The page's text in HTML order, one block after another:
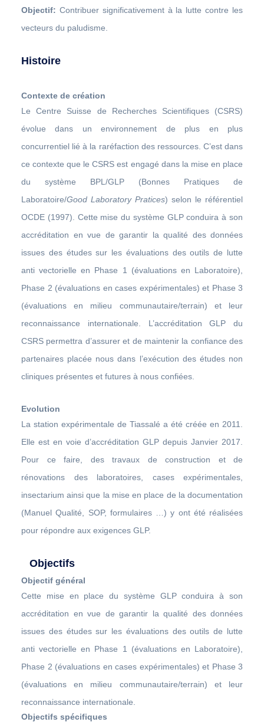
Objectif: Contribuer significativement à la lutte contre les
vecteurs du paludisme.
Histoire
Contexte de création
Le Centre Suisse de Recherches Scientifiques (CSRS)
évolue dans un environnement de plus en plus
concurrentiel lié à la raréfaction des ressources. C’est dans
ce contexte que le CSRS est engagé dans la mise en place
du système BPL/GLP (Bonnes Pratiques de
Laboratoire/Good Laboratory Pratices) selon le référentiel
OCDE (1997). Cette mise du système GLP conduira à son
accréditation en vue de garantir la qualité des données
issues des études sur les évaluations des outils de lutte
anti vectorielle en Phase 1 (évaluations en Laboratoire),
Phase 2 (évaluations en cases expérimentales) et Phase 3
(évaluations en milieu communautaire/terrain) et leur
reconnaissance internationale. L’accréditation GLP du
CSRS permettra d’assurer et de maintenir la confiance des
partenaires placée nous dans l’exécution des études non
cliniques présentes et futures à nous confiées.
Evolution
La station expérimentale de Tiassalé a été créée en 2011.
Elle est en voie d’accréditation GLP depuis Janvier 2017.
Pour ce faire, des travaux de construction et de
rénovations des laboratoires, cases expérimentales,
insectarium ainsi que la mise en place de la documentation
(Manuel Qualité, SOP, formulaires …) y ont été réalisées
pour répondre aux exigences GLP.
Objectifs
Objectif général
Cette mise en place du système GLP conduira à son
accréditation en vue de garantir la qualité des données
issues des études sur les évaluations des outils de lutte
anti vectorielle en Phase 1 (évaluations en Laboratoire),
Phase 2 (évaluations en cases expérimentales) et Phase 3
(évaluations en milieu communautaire/terrain) et leur
reconnaissance internationale.
Objectifs spécifiques